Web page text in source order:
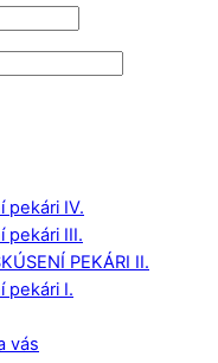
pekári IV.
pekári III.
PEKÁRI II.
pekári I.
vás